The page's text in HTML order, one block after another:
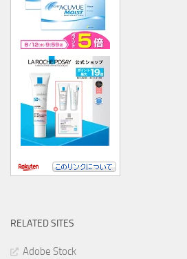
RELATED SITES
Adobe Stock